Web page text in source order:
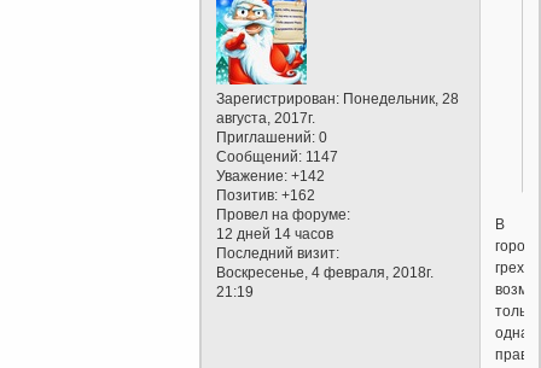
Зарегистрирован: Понедельник, 28
августа, 2017г.
Приглашений: 0
Сообщений: 1147
Уважение: +142
Позитив: +162
Провел на форуме:
12 дней 14 часов
Последний визит:
Воскресенье, 4 февраля, 2018г.
21:19
В
городе
грехов
только
одна